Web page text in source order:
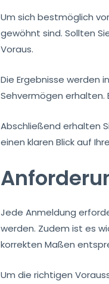
Um sich bestmöglich
gewöhnt sind. Sollten
Voraus.
Die Ergebnisse werden
Sehvermögen erhalten.
Abschließend erhalten
einen klaren Blick auf
Jede Anmeldung
werden. Zudem ist es
korrekten Maßen
Um die richtigen